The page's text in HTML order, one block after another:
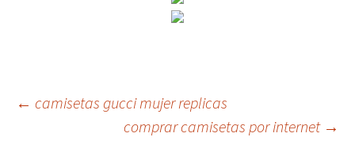
Navegación
← camisetas gucci mujer replicas
comprar camisetas por internet →